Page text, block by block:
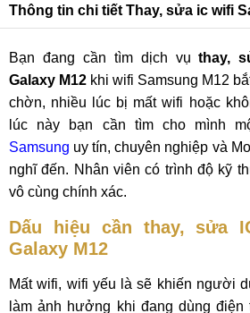
Thông tin chi tiết Thay, sửa ic wifi
Bạn đang cần tìm dịch vụthay,
Galaxy M12 khi wifi Samsung M12
chờn, nhiều lúc bị mất wifi hoặc
lúc này bạn cần tìm cho mình
Samsung uy tín, chuyên nghiệp và
nghĩ đến. Nhân viên có trình độ kỹ
vô cùng chính xác.
Dấu hiệu cần thay, sửa
Galaxy M12
Mất wifi, wifi yếu là sẽ khiến người
làm ảnh hưởng khi đang dùng